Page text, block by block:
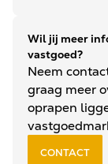
Wil jij meer
vastgoed?
Neem
graag meer
oprapen
CONTACT